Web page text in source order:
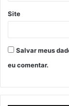
Site
Salvar meus
eu comentar.